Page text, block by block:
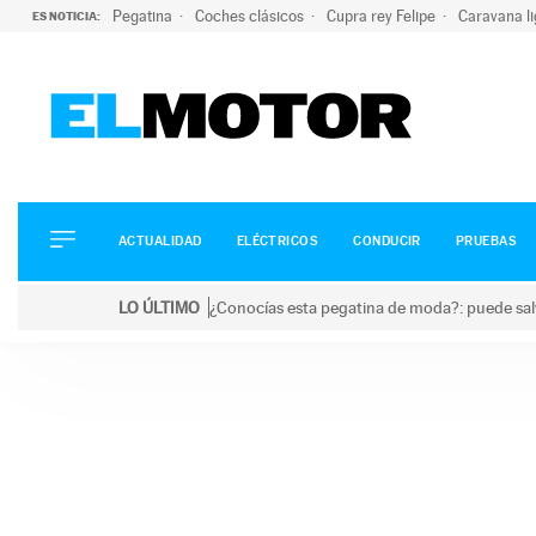
ES NOTICIA: Pegatina Coches clásicos Cupra rey Felipe Caravana
ELÉCTRICOS
CONDUCIR
ACTUALIDAD ELÉCTRICOS CONDUCIR PRUEBAS
LO ÚLTIMO ¿Conocías esta pegatina de moda?: puede